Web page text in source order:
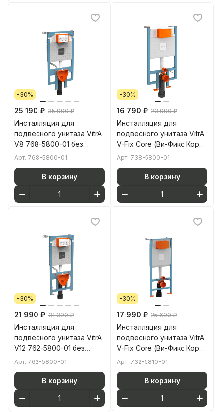
-30%
25 190 ₽ 35 990 ₽
Инсталляция для
подвесного унитаза VitrA
V8 768-5800-01 без
кнопки смыва
Арт. 768-5800-01
В корзину
-30%
16 790 ₽ 23 990 ₽
Инсталляция для
подвесного унитаза VitrA
V-Fix Core (Ви-Фикс Кор)
738-5800-01 без кнопки
Арт. 738-5800-01
В корзину
-30%
21 990 ₽ 31 390 ₽
Инсталляция для
подвесного унитаза VitrA
V12 762-5800-01 без
кнопки смыва
Арт. 762-5800-01
В корзину
-30%
17 990 ₽ 25 690 ₽
Инсталляция для
подвесного унитаза VitrA
V-Fix Core (Ви-Фикс Кор)
732-5810-01 без кнопки
Арт. 732-5810-01
В корзину